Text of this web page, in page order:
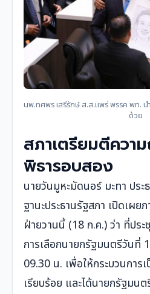
นพ.ทศพร เสรีรักษ์ ส.ส.แพร่ พรรค พท. น
ด้วย
สภาเตรียมตีควา
พิธารอบสอง
นายวันมูหะมัดนอร์ มะทา ปร
ฐานะประธานรัฐสภา เปิดเผย
ฝ่ายวานนี้ (18 ก.ค.) ว่า ที่ปร
การเลือกนายกรัฐมนตรีวันที่
09.30 น. เพื่อให้กระบวนการ
เรียบร้อย และได้นายกรัฐมน